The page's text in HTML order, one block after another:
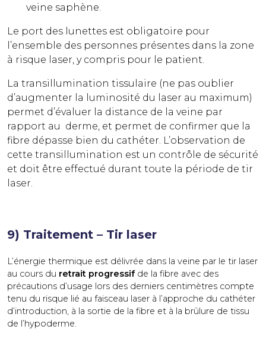
veine saphène.
Le port des lunettes est obligatoire pour
l’ensemble des personnes présentes dans la zone
à risque laser, y compris pour le patient.
La transillumination tissulaire (ne pas oublier
d’augmenter la luminosité du laser au maximum)
permet d’évaluer la distance de la veine par
rapport au derme, et permet de confirmer que la
fibre dépasse bien du cathéter. L’observation de
cette transillumination est un contrôle de sécurité
et doit être effectué durant toute la période de tir
laser.
9) Traitement – Tir laser
L’énergie thermique est délivrée dans la veine par le tir laser
au cours du retrait progressif de la fibre avec des
précautions d’usage lors des derniers centimètres compte
tenu du risque lié au faisceau laser à l’approche du cathéter
d’introduction, à la sortie de la fibre et à la brûlure de tissu
de l’hypoderme.